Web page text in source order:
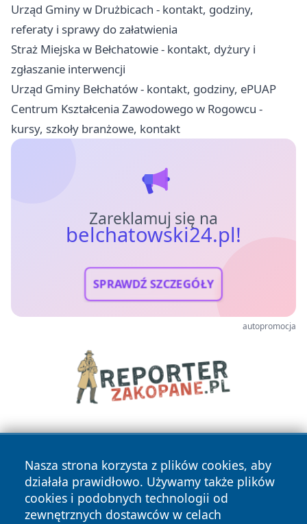
Urząd Gminy w Drużbicach - kontakt, godziny,
referaty i sprawy do załatwienia
Straż Miejska w Bełchatowie - kontakt, dyżury i
zgłaszanie interwencji
Urząd Gminy Bełchatów - kontakt, godziny, ePUAP
Centrum Kształcenia Zawodowego w Rogowcu -
kursy, szkoły branżowe, kontakt
Zareklamuj się na
belchatowski24.pl!
SPRAWDŹ SZCZEGÓŁY
autopromocja
Nasza strona korzysta z plików cookies, aby
działała prawidłowo. Używamy także plików
cookies i podobnych technologii od
zewnętrznych dostawców w celach
Copyright © 2026 belchatowski24.pl Wszystkie prawa